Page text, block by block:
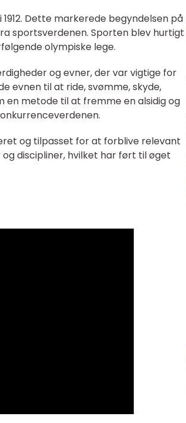
Dette markerede begyndelsen på
sportsverdenen. Sporten blev hurtigt
olympiske lege.
og evner, der var vigtige for
evnen til at ride, svømme, skyde,
metode til at fremme en alsidig og
og tilpasset for at forblive relevant
discipliner, hvilket har ført til øget